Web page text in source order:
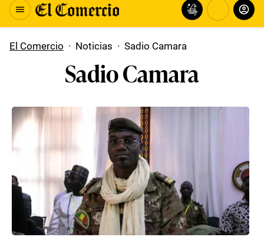
El Comercio · Noticias · Sadio Camara
Sadio Camara